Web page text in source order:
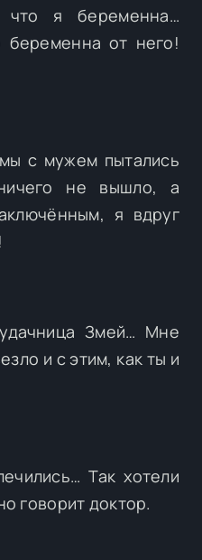
что я беременна…
беременна от него!
с мужем пытались
не вышло, а
я вдруг
Змей… Мне
и с этим, как ты и
Так хотели
говорит доктор.